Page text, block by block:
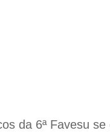
da 6ª Favesu